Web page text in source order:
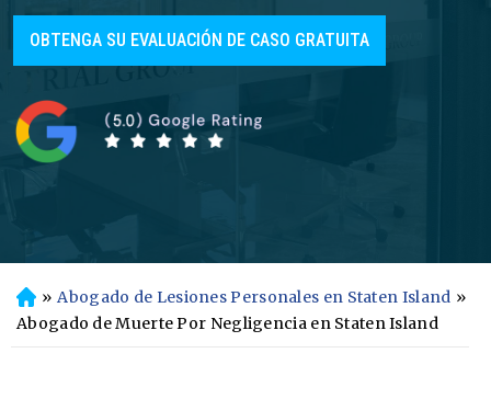
OBTENGA SU EVALUACIÓN DE CASO GRATUITA
In
ici
» Abogado de Lesiones Personales en Staten Island »
Abogado de Muerte Por Negligencia en Staten Island